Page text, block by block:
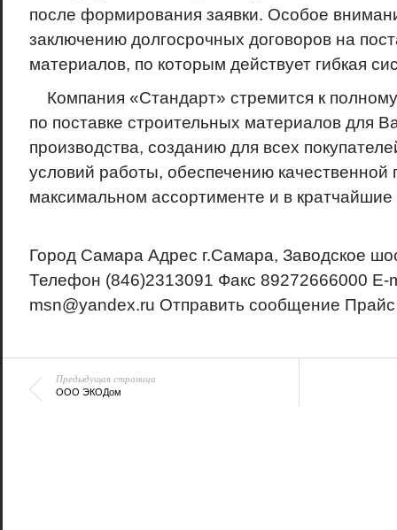
после формирования заявки. Особое
заключению долгосрочных договоров на
материалов, по которым действует гибкая
Компания «Стандарт» стремится к
по поставке строительных материалов для
производства, созданию для всех
условий работы, обеспечению качественной
максимальном ассортименте и в кратчайшие
ГородСамара Адрес г.Самара, Заводское
Телефон (846)2313091 Факс 89272666000 E-
msn@yandex.ru Отправить сообщение Прайс
Предыдущая страница
ООО ЭКОДом